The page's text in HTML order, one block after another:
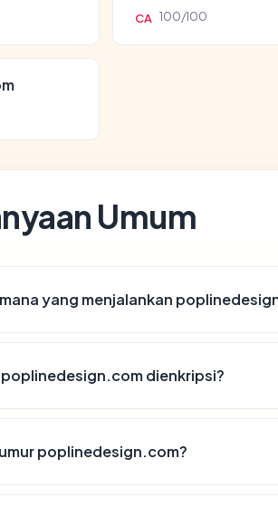
CA 100/100
Umum
yang menjalankan
dienkripsi?
poplinedesign.com?